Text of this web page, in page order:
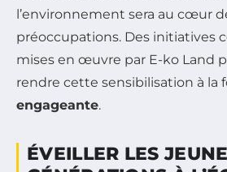
l’environnement sera au cœur
préoccupations. Des initiatives
mises en œuvre par E-ko Land
rendre cette sensibilisation à la
engageante.
ÉVEILLER LES